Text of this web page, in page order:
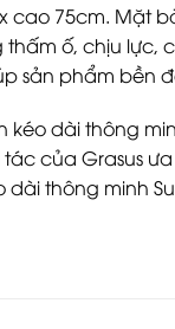
cao 75cm. Mặt
ố, chịu lực,
sản phẩm bền
kéo dài thông
tác của Grasus
dài thông minh